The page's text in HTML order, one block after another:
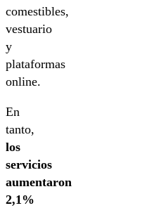
comestibles,
vestuario
y
plataformas
online.
En
tanto,
los
servicios
aumentaron
2,1%